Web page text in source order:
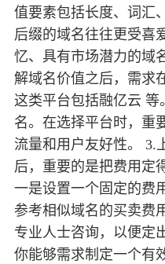
值要素包括长度、词汇
后缀的域名往往更受喜
忆、具有市场潜力的域
解域名价值之后，需求
这类平台包括融亿云
名。在选择平台时，重
流量和用户友好性。 3.
后，重要的是把费用定
一是设置一个固定的费
参考相似域名的买卖费
专业人士咨询，以便定
你能够需求制定一个有